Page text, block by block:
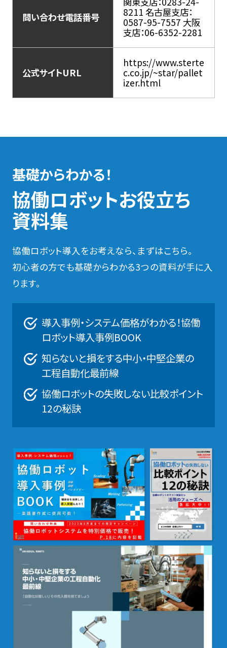
問い合わせ電話番号
8211 名古屋支店：
0587-95-7557 大阪
支店：06-6352-2281
公式サイトURL
https://www.sterte
c.co.jp/~star/pallet
izer.html
基礎からわかる！
協働ロボットお役立ち
資料集
協働ロボット導入をお考えなら、まずはこちら。
初心者の方でも基礎からわかる3つの資料が手に入
ります。
導入事例・システム価格がわかる！協働
ロボット導入事例BOOK
知らないと損をする中小・中堅企業の
工程自動化最前線
協働ロボットの失敗しない比較ポイント
12の秘訣